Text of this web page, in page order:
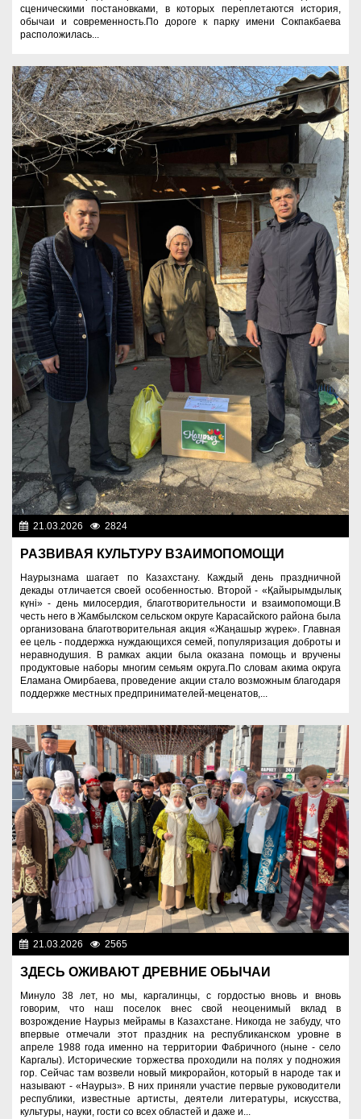
сценическими постановками, в которых переплетаются история,
обычаи и современность.По дороге к парку имени Сокпакбаева
расположилась...
21.03.2026 2824
РАЗВИВАЯ КУЛЬТУРУ ВЗАИМОПОМОЩИ
Наурызнама шагает по Казахстану. Каждый день праздничной
декады отличается своей особенностью. Второй - «Қайырымдылық
күні» - день милосердия, благотворительности и взаимопомощи.В
честь него в Жамбылском сельском округе Карасайского района была
организована благотворительная акция «Жаңашыр жүрек». Главная
ее цель - поддержка нуждающихся семей, популяризация доброты и
неравнодушия. В рамках акции была оказана помощь и вручены
продуктовые наборы многим семьям округа.По словам акима округа
Еламана Омирбаева, проведение акции стало возможным благодаря
поддержке местных предпринимателей-меценатов,...
21.03.2026 2565
ЗДЕСЬ ОЖИВАЮТ ДРЕВНИЕ ОБЫЧАИ
Минуло 38 лет, но мы, каргалинцы, с гордостью вновь и вновь
говорим, что наш поселок внес свой неоценимый вклад в
возрождение Наурыз мейрамы в Казахстане. Никогда не забуду, что
впервые отмечали этот праздник на республиканском уровне в
апреле 1988 года именно на территории Фабричного (ныне - село
Каргалы). Исторические торжества проходили на полях у подножия
гор. Сейчас там возвели новый микрорайон, который в народе так и
называют - «Наурыз». В них приняли участие первые руководители
республики, известные артисты, деятели литературы, искусства,
культуры, науки, гости со всех областей и даже и...